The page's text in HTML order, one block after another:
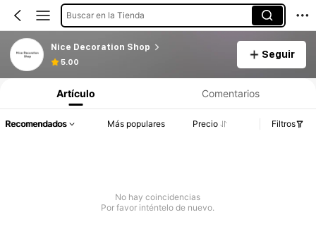
Buscar en la Tienda
Nice Decoration Shop
5.00
Seguir
Artículo Comentarios
Recomendados Más populares Precio Filtros
No hay coincidencias
Por favor inténtelo de nuevo.